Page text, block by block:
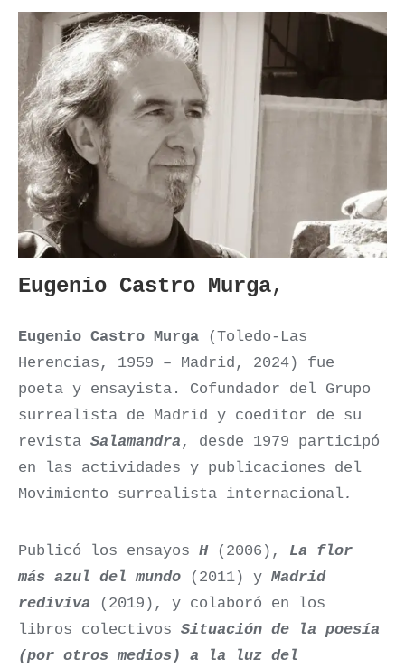
Eugenio Castro Murga,
Eugenio Castro Murga (Toledo-Las
Herencias, 1959 – Madrid, 2024) fue
poeta y ensayista. Cofundador del Grupo
surrealista de Madrid y coeditor de su
revista Salamandra , desde 1979 participó
en las actividades y publicaciones del
Movimiento surrealista internacional.
Publicó los ensayos H (2006), La flor
más azul del mundo (2011) y Madrid
rediviva (2019), y colaboró en los
libros colectivos Situación de la poesía
(por otros medios) a la luz del